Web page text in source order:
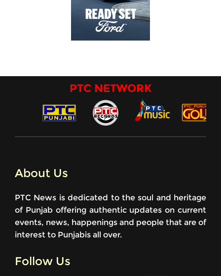
PTC NETWORK
About Us
PTC News is dedicated to the soul and heritage
of Punjab offering authentic updates on current
events, news, happenings and people that are of
interest to Punjabis all over.
Follow Us